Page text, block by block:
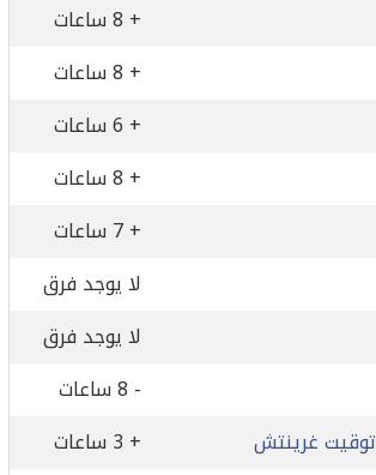
+ 8 ساعات
+ 8 ساعات
+ 6 ساعات
+ 8 ساعات
+ 7 ساعات
لا يوجد فرق
لا يوجد فرق
- 8 ساعات
توقيت غرينتش
+ 3 ساعات